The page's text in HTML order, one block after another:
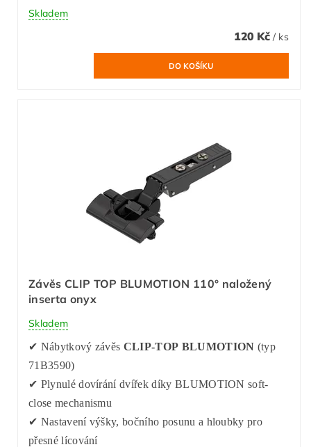
Skladem
120 Kč / ks
Závěs CLIP TOP BLUMOTION 110° naložený
inserta onyx
Skladem
✔ Nábytkový závěs CLIP-TOP BLUMOTION (typ
71B3590)
✔ Plynulé dovírání dvířek díky BLUMOTION soft-
close mechanismu
✔ Nastavení výšky, bočního posunu a hloubky pro
přesné lícování